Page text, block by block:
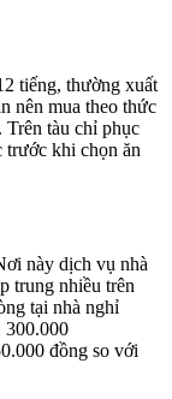
tiếng, thường xuất
nên mua theo thức
Trên tàu chỉ phục
trước khi chọn ăn
này dịch vụ nhà
trung nhiều trên
tại nhà nghỉ
300.000
đồng so với